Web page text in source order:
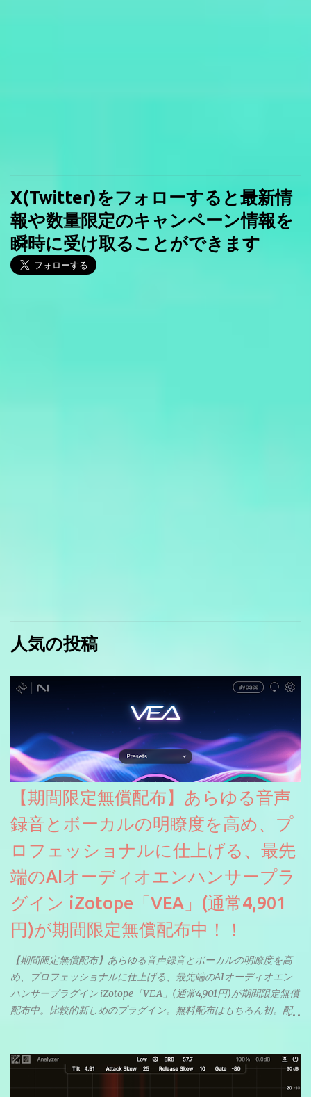
X(Twitter)をフォローすると最新情
報や数量限定のキャンペーン情報を
瞬時に受け取ることができます
人気の投稿
【期間限定無償配布】あらゆる音声
録音とボーカルの明瞭度を高め、プ
ロフェッショナルに仕上げる、最先
端のAIオーディオエンハンサープラ
グイン iZotope「VEA」(通常4,901
円)が期間限定無償配布中！！
【期間限定無償配布】あらゆる音声録音とボーカルの明瞭度を高
め、プロフェッショナルに仕上げる、最先端のAIオーディオエン
ハンサープラグイン iZotope「VEA」(通常4,901円)が期間限定無償
配布中。比較的新しめのプラグイン。無料配布はもちろん初。配